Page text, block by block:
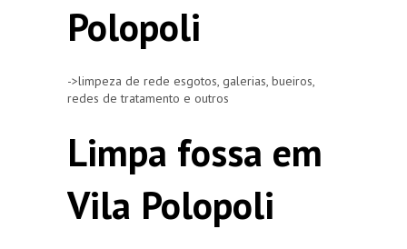
Polopoli
->limpeza de rede esgotos, galerias, bueiros,
redes de tratamento e outros
Limpa fossa em
Vila Polopoli